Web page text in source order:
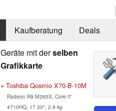
Kaufberatung Deals
Geräte mit derselben
Grafikkarte
Toshiba Qosmio X70-B-10M
Radeon R9 M265X, Core i7
4710HQ, 17.30", 2.9 kg